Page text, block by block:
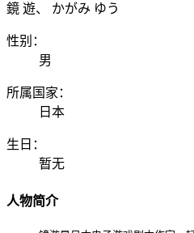
鏡 遊、 かがみ ゆう
性别：
男
所属国家：
日本
生日：
暂无
人物简介